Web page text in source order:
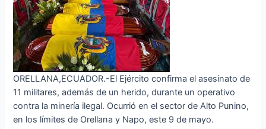
ORELLANA,ECUADOR.-El Ejército confirma el asesinato de
11 militares, además de un herido, durante un operativo
contra la minería ilegal. Ocurrió en el sector de Alto Punino,
en los límites de Orellana y Napo, este 9 de mayo.